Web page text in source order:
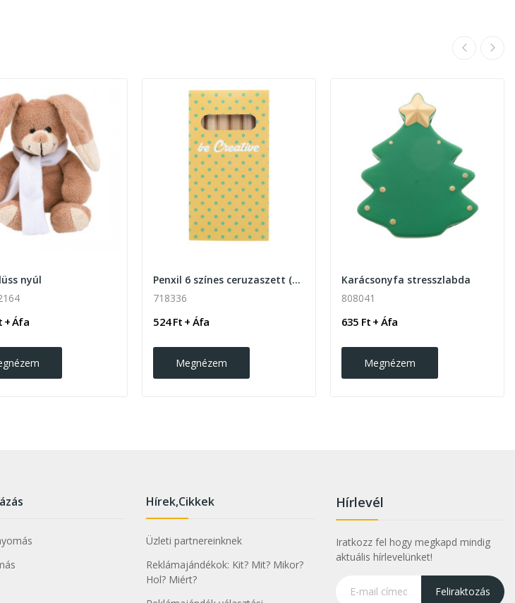
nyúl
+ Áfa
Penxil 6 színes ceruzaszett (6db)
718336
524 Ft + Áfa
Megnézem
Karácsonyfa stresszlabda
808041
635 Ft + Áfa
Megnézem
Hírek,Cikkek
Üzleti partnereinknek
Reklámajándékok: Kit? Mit? Mikor?
Hol? Miért?
Hírlevél
Iratkozz fel hogy megkapd mindig
aktuális hírlevelünket!
Feliraktozás